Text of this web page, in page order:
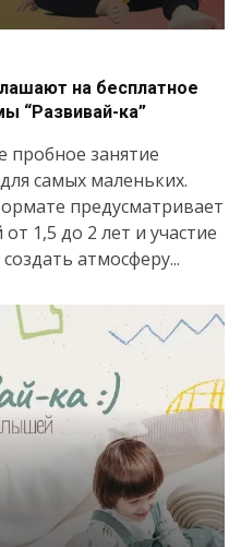
Искать
на бесплатное
“Развивай-ка”
пробное занятие
самых маленьких.
предусматривает
1,5 до 2 лет и участие
атмосферу...